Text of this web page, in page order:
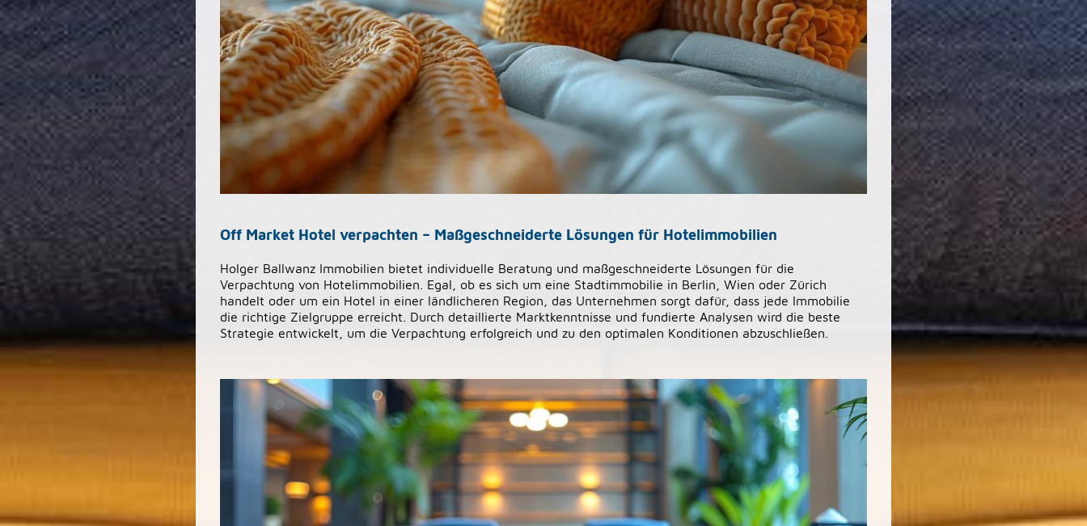
Off Market Hotel verpachten – Maßgeschneiderte Lösungen für Hotelimmobilien
Holger Ballwanz Immobilien bietet individuelle Beratung und maßgeschneiderte Lösungen für die
Verpachtung von Hotelimmobilien. Egal, ob es sich um eine Stadtimmobilie in Berlin, Wien oder Zürich
handelt oder um ein Hotel in einer ländlicheren Region, das Unternehmen sorgt dafür, dass jede Immobilie
die richtige Zielgruppe erreicht. Durch detaillierte Marktkenntnisse und fundierte Analysen wird die beste
Strategie entwickelt, um die Verpachtung erfolgreich und zu den optimalen Konditionen abzuschließen.